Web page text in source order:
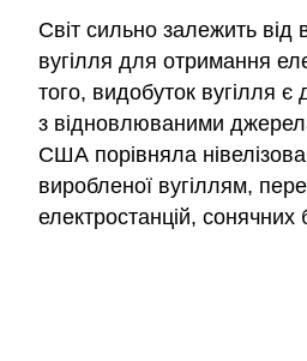
Світ сильно залежить
вугілля для отримання
того, видобуток вугілля є
з відновлюваними
США порівняла
виробленої вугіллям,
електростанцій, сонячних